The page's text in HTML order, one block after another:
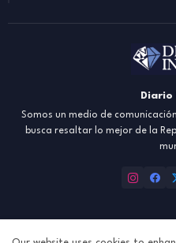
Somos un medio de
busca resaltar lo mejor de la